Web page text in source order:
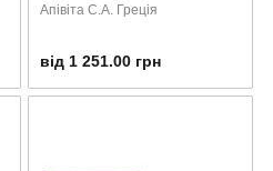
Апівіта С.А. Греція
від 1 251.00 грн